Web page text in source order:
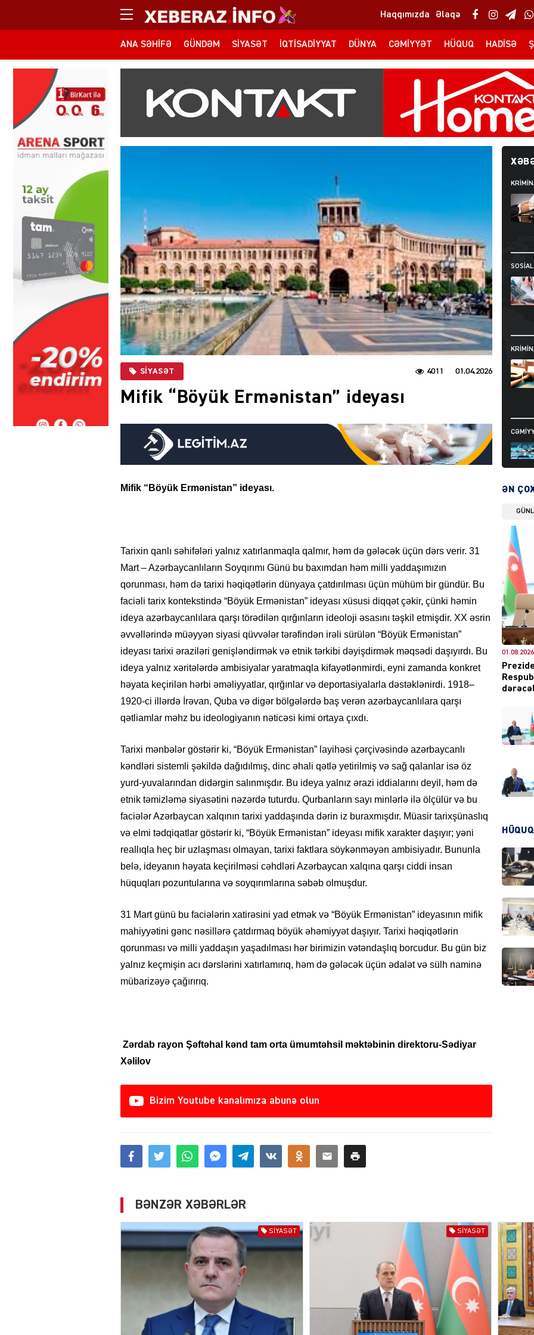
Haqqımızda Əlaqə
ANA SƏHIFƏ GÜNDƏM SIYASƏT İQTISADIYYAT DÜNYA CƏMIYYƏT HÜQUQ HADISƏ
SIYASƏT 01.04.2026
4011
Mifik “Böyük Ermənistan” ideyası
Mifik “Böyük Ermənistan” ideyası.
Tarixin qanlı səhifələri yalnız xatırlanmaqla qalmır, həm də gələcək üçün dərs verir. 31
Mart – Azərbaycanlıların Soyqırımı Günü bu baxımdan həm milli yaddaşımızın
qorunması, həm də tarixi həqiqətlərin dünyaya çatdırılması üçün mühüm bir gündür. Bu
faciəli tarix kontekstində “Böyük Ermənistan” ideyası xüsusi diqqət çəkir, çünki həmin
ideya azərbaycanlılara qarşı törədilən qırğınların ideoloji əsasını təşkil etmişdir. XX əsrin
əvvəllərində müəyyən siyasi qüvvələr tərəfindən irəli sürülən “Böyük Ermənistan”
ideyası tarixi əraziləri genişləndirmək və etnik tərkibi dəyişdirmək məqsədi daşıyırdı. Bu
ideya yalnız xəritələrdə ambisiyalar yaratmaqla kifayətlənmirdi, eyni zamanda konkret
həyata keçirilən hərbi əməliyyatlar, qırğınlar və deportasiyalarla dəstəklənirdi. 1918–
1920-ci illərdə İrəvan, Quba və digər bölgələrdə baş verən azərbaycanlılara qarşı
qətliamlar məhz bu ideologiyanın nəticəsi kimi ortaya çıxdı.
Tarixi mənbələr göstərir ki, “Böyük Ermənistan” layihəsi çərçivəsində azərbaycanlı
kəndləri sistemli şəkildə dağıdılmış, dinc əhali qətlə yetirilmiş və sağ qalanlar isə öz
yurd-yuvalarından didərgin salınmışdır. Bu ideya yalnız ərazi iddialarını deyil, həm də
etnik təmizləmə siyasətini nəzərdə tuturdu. Qurbanların sayı minlərlə ilə ölçülür və bu
faciələr Azərbaycan xalqının tarixi yaddaşında dərin iz buraxmışdır. Müasir tarixşünaslıq
və elmi tədqiqatlar göstərir ki, “Böyük Ermənistan” ideyası mifik xarakter daşıyır; yəni
reallıqla heç bir uzlaşması olmayan, tarixi faktlara söykənməyən ambisiyadır. Bununla
belə, ideyanın həyata keçirilməsi cəhdləri Azərbaycan xalqına qarşı ciddi insan
hüquqları pozuntularına və soyqırımlarına səbəb olmuşdur.
31 Mart günü bu faciələrin xatirəsini yad etmək və “Böyük Ermənistan” ideyasının mifik
mahiyyətini gənc nəsillərə çatdırmaq böyük əhəmiyyət daşıyır. Tarixi həqiqətlərin
qorunması və milli yaddaşın yaşadılması hər birimizin vətəndaşlıq borcudur. Bu gün biz
yalnız keçmişin acı dərslərini xatırlamırıq, həm də gələcək üçün ədalət və sülh naminə
mübarizəyə çağırırıq.
Zərdab rayon Şəftəhal kənd tam orta ümumtəhsil məktəbinin direktoru-Sədiyar
Xəlilov
Bizim Youtube kanalımıza abunə olun
SOSIAL
DÜNYA
ŞOU-
ƏN
01.08.2026
HÜQUQ
BƏNZƏR XƏBƏRLƏR
SIYASƏT SIYASƏT